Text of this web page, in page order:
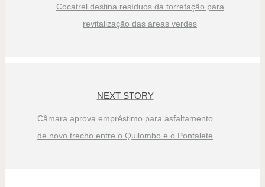
Cocatrel destina resíduos da torrefação para
revitalização das áreas verdes
NEXT STORY
Câmara aprova empréstimo para asfaltamento
de novo trecho entre o Quilombo e o Pontalete